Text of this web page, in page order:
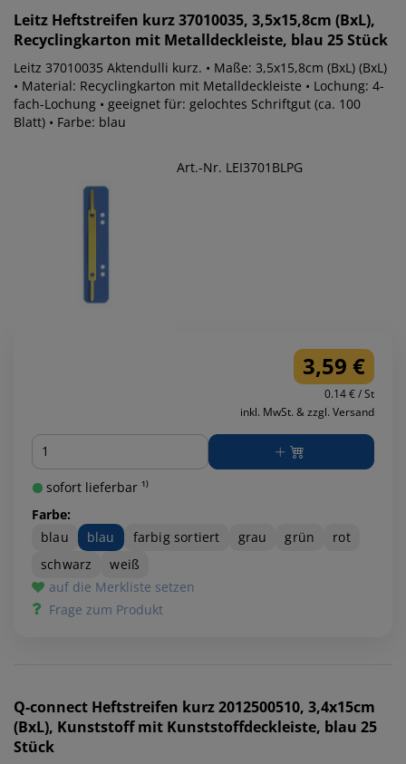
Leitz Heftstreifen kurz 37010035, 3,5x15,8cm (BxL),
Recyclingkarton mit Metalldeckleiste, blau 25 Stück
Leitz 37010035 Aktendulli kurz. • Maße: 3,5x15,8cm (BxL) (BxL)
• Material: Recyclingkarton mit Metalldeckleiste • Lochung: 4-
fach-Lochung • geeignet für: gelochtes Schriftgut (ca. 100
Blatt) • Farbe: blau
Art.-Nr. LEI3701BLPG
3,59 €
0.14 € / St
inkl. MwSt. & zzgl. Versand
Menge
sofort lieferbar ¹⁾
Farbe:
blau
blau farbig sortiert grau grün
rot
schwarz
weiß
auf die Merkliste setzen
Frage zum Produkt
Q-connect Heftstreifen kurz 2012500510, 3,4x15cm
(BxL), Kunststoff mit Kunststoffdeckleiste, blau 25
Stück